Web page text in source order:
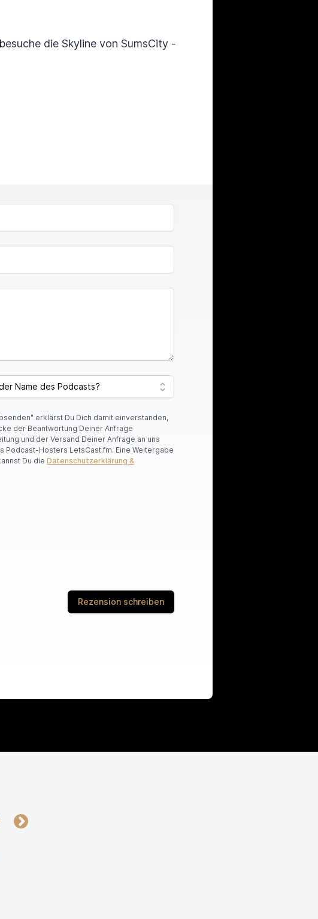
die Skyline von SumsCity -
erklärst Du Dich damit einverstanden,
der Beantwortung Deiner Anfrage
und der Versand Deiner Anfrage an uns
Podcast-Hosters LetsCast.fm. Eine Weitergabe
Du dieDatenschutzerklärung &
Rezension schreiben
fyyd